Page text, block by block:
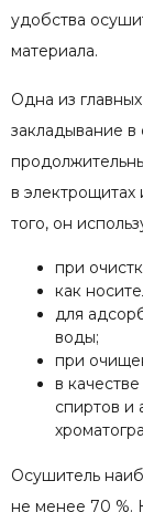
удобства
материала.
Одна из
закладывание
в
того, он
при
как
для
воды;
при
в
спиртов и
Осушитель
не менее 70 %.